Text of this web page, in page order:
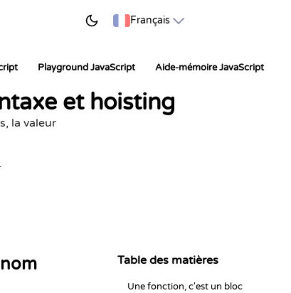
Français
Playground JavaScript Aide-mémoire JavaScript
et hoisting
la valeur
Table des matières
Une fonction, c'est un bloc